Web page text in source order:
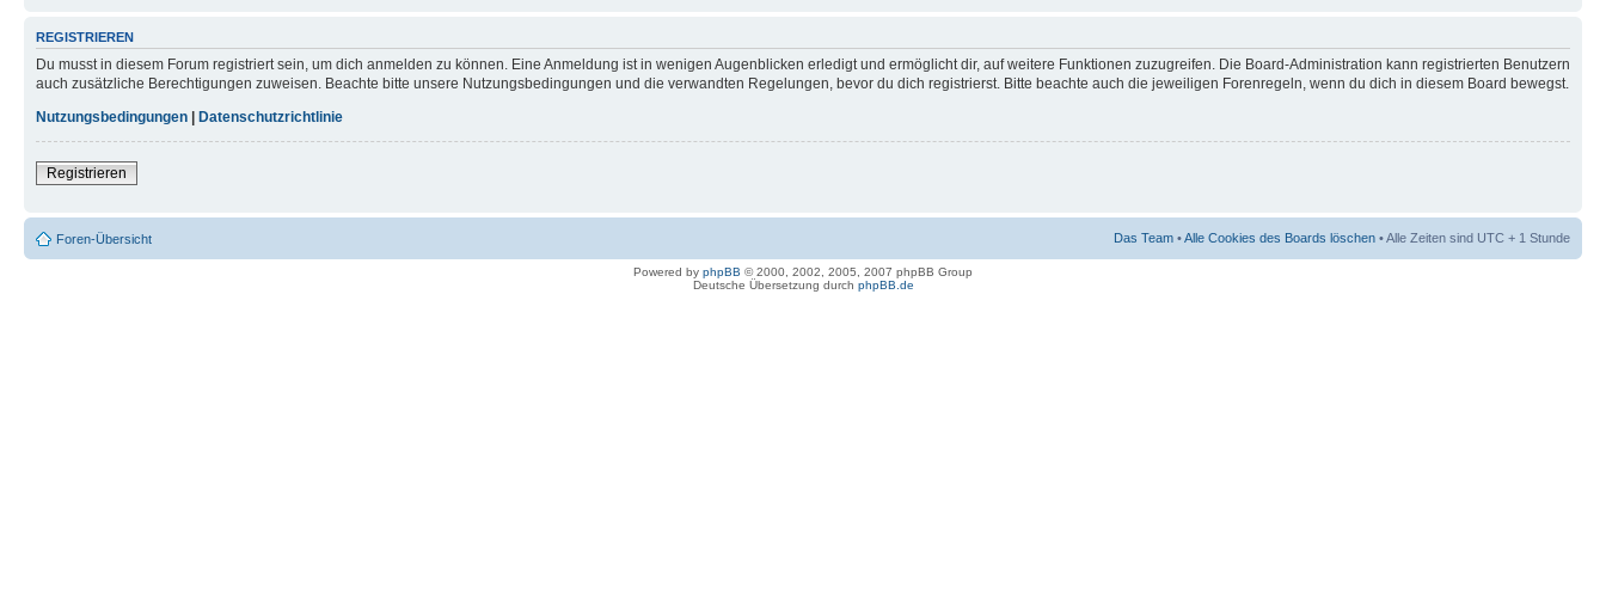
REGISTRIEREN
Du musst in diesem Forum registriert sein, um dich anmelden zu können. Eine Anmeldung ist in wenigen Augenblicken erledigt und ermöglicht dir, auf weitere Funktionen zuzugreifen. Die Board-Administration kann registrierten Benutzern
auch zusätzliche Berechtigungen zuweisen. Beachte bitte unsere Nutzungsbedingungen und die verwandten Regelungen, bevor du dich registrierst. Bitte beachte auch die jeweiligen Forenregeln, wenn du dich in diesem Board bewegst.
Nutzungsbedingungen
Datenschutzrichtlinie
Registrieren
Foren-Übersicht Das Team •Alle Cookies des Boards löschen • Alle Zeiten sind UTC + 1 Stunde
Powered by phpBB © 2000, 2002, 2005, 2007 phpBB Group
Deutsche Übersetzung durch phpBB.de